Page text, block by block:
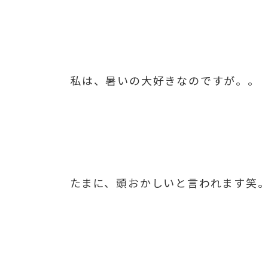
私は、暑いの大好きなのですが。。
たまに、頭おかしいと言われます笑。